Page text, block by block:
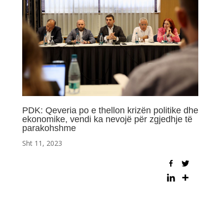
PDK: Qeveria po e thellon krizën politike dhe
ekonomike, vendi ka nevojë për zgjedhje të
parakohshme
Sht 11, 2023